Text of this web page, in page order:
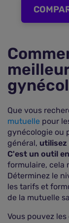
Que vous
mutuelle pour
gynécologie ou
général, utilisez
C'est un outil
formulaire, cela
Déterminez le
les tarifs et
de la mutuelle
Vous pouvez